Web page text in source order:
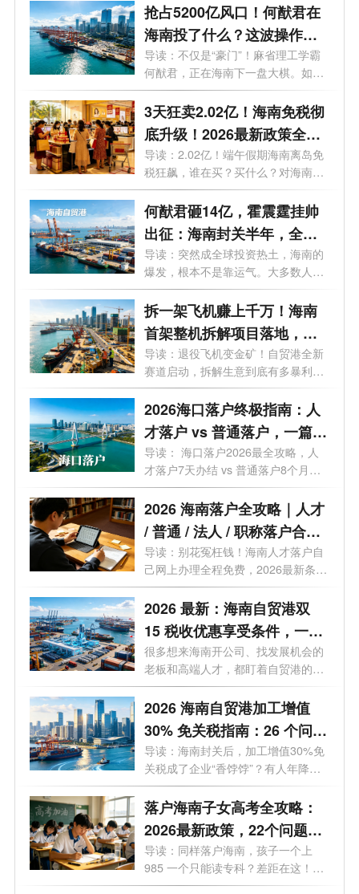
抢占5200亿风口！何猷君在
海南投了什么？这波操作你
看懂了吗？
导读：不仅是“豪门”！麻省理工学霸
何猷君，正在海南下一盘大棋。如果
不...
3天狂卖2.02亿！海南免税彻
底升级！2026最新政策全解
析，谁能买、怎么买、利好
谁？
导读：2.02亿！端午假期海南离岛免
税狂飙，谁在买？买什么？对海南意
味着...
何猷君砸14亿，霍震霆挂帅
出征：海南封关半年，全球
资本到底在抢什么？
导读：突然成全球投资热土，海南的
爆发，根本不是靠运气。大多数人还
在问...
拆一架飞机赚上千万！海南
首架整机拆解项目落地，千
亿冷门风口藏不住了
导读：退役飞机变金矿！自贸港全新
赛道启动，拆解生意到底有多暴利？
一文...
2026海口落户终极指南：人
才落户 vs 普通落户，一篇说
清所有政策！
导读： 海口落户2026最全攻略，人
才落户7天办结 vs 普通落户8个月，
这50个问...
2026 海南落户全攻略｜人才
/ 普通 / 法人 / 职称落户合
集！条件 + 流程 + 补贴 + 时
效一文讲透，建议收藏
导读：别花冤枉钱！海南人才落户自
己网上办理全程免费，2026最新条件
+流程...
2026 最新：海南自贸港双
15 税收优惠享受条件，一文
讲透
很多想来海南开公司、找发展机会的
老板和高端人才，都盯着自贸港的双
15税...
2026 海南自贸港加工增值
30% 免关税指南：26 个问题
一次说透，企业必看！
导读：海南封关后，加工增值30%免
关税成了企业“香饽饽”？有人年降低
关税...
落户海南子女高考全攻略：
2026最新政策，22个问题一
次说透（家长必看）
导读：同样落户海南，孩子一个上
985 一个只能读专科？差距在这！很
多人落...